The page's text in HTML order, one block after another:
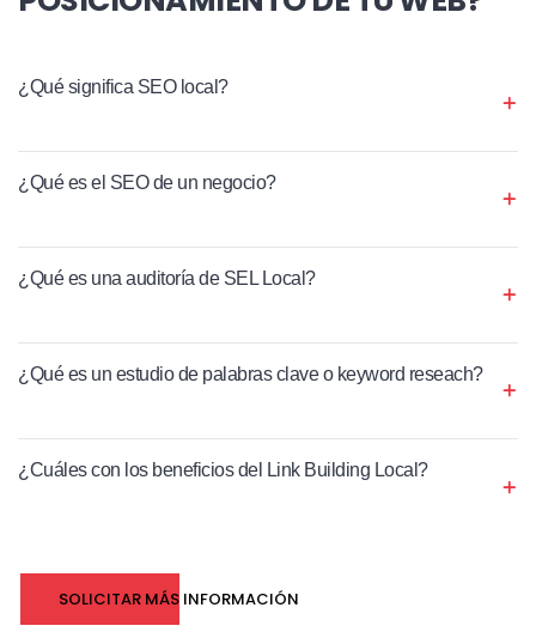
¿Qué significa SEO local?
¿Qué es el SEO de un negocio?
¿Qué es una auditoría de SEL Local?
¿Qué es un estudio de palabras clave o keyword reseach?
¿Cuáles con los beneficios del Link Building Local?
SOLICITAR MÁS INFORMACIÓN